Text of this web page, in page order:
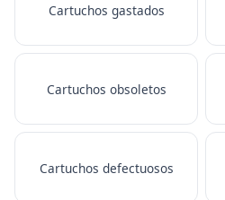
Cartuchos gastados
Cartuchos obsoletos
Cartuchos defectuosos